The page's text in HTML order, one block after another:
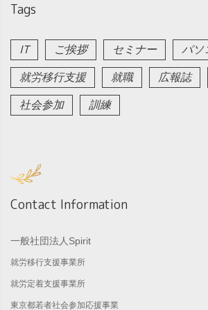
Tags
IT ご挨拶 セミナー パソ
就労移行支援
就職 広報誌
社会参加
訓練
Contact Information
一般社団法人Spirit
就労移行支援事業所
就労定着支援事業所
東京都若者社会参加応援事業